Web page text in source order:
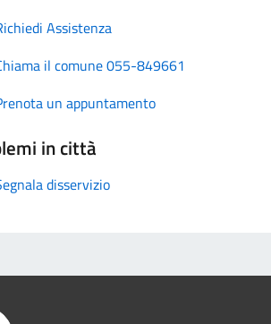
Assistenza
il comune 055-849661
un appuntamento
in città
disservizio